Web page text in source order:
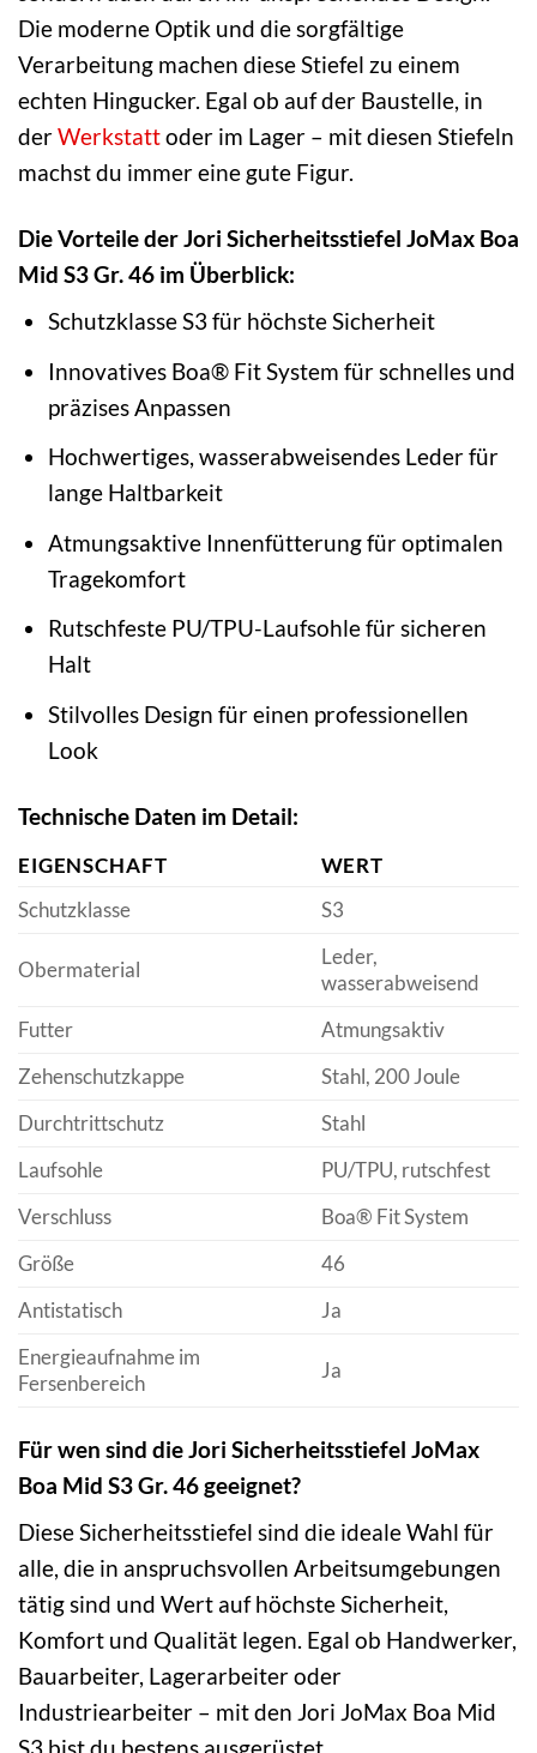
Die moderne Optik und die sorgfältige
Verarbeitung machen diese Stiefel zu einem
echten Hingucker. Egal ob auf der Baustelle, in
derWerkstattoder im Lager – mit diesen Stiefeln
machst du immer eine gute Figur.
Die Vorteile der Jori Sicherheitsstiefel JoMax Boa
Mid S3 Gr. 46 im Überblick:
Schutzklasse S3 für höchste Sicherheit
Innovatives Boa® Fit System für schnelles und
präzises Anpassen
Hochwertiges, wasserabweisendes Leder für
lange Haltbarkeit
Atmungsaktive Innenfütterung für optimalen
Tragekomfort
Rutschfeste PU/TPU-Laufsohle für sicheren
Halt
Stilvolles Design für einen professionellen
Look
Technische Daten im Detail:
EIGENSCHAFT
WERT
Schutzklasse
S3
Obermaterial
Leder,
wasserabweisend
Futter
Atmungsaktiv
Zehenschutzkappe
Stahl, 200 Joule
Durchtrittschutz
Stahl
Laufsohle
PU/TPU, rutschfest
Verschluss
Boa® Fit System
Größe
46
Antistatisch
Ja
Energieaufnahme im
Fersenbereich
Ja
Für wen sind die Jori Sicherheitsstiefel JoMax
Boa Mid S3 Gr. 46 geeignet?
Diese Sicherheitsstiefel sind die ideale Wahl für
alle, die in anspruchsvollen Arbeitsumgebungen
tätig sind und Wert auf höchste Sicherheit,
Komfort und Qualität legen. Egal ob Handwerker,
Bauarbeiter, Lagerarbeiter oder
Industriearbeiter – mit den Jori JoMax Boa Mid